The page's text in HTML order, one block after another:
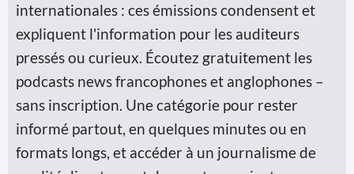
internationales : ces émissions condensent et
expliquent l'information pour les auditeurs
pressés ou curieux. Écoutez gratuitement les
podcasts news francophones et anglophones –
sans inscription. Une catégorie pour rester
informé partout, en quelques minutes ou en
formats longs, et accéder à un journalisme de